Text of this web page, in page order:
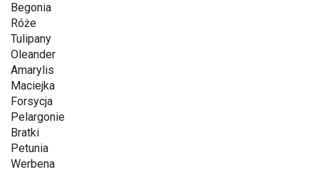
Begonia
Róże
Tulipany
Oleander
Amarylis
Maciejka
Forsycja
Pelargonie
Bratki
Petunia
Werbena